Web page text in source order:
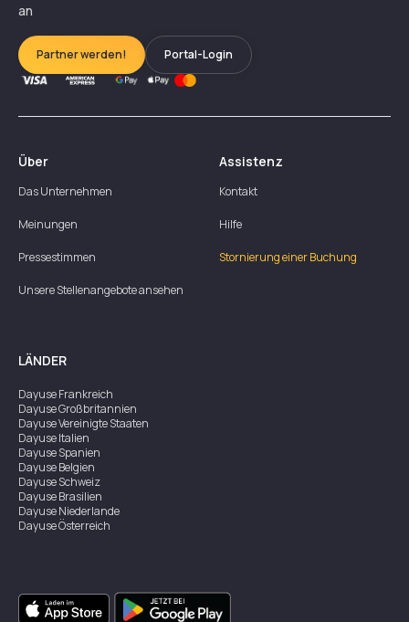
an
Partner werden! Portal-Login
Über
Das Unternehmen
Meinungen
Pressestimmen
Unsere Stellenangebote ansehen
Assistenz
Kontakt
Hilfe
Stornierung einer Buchung
LÄNDER
DayuseFrankreich
DayuseGroßbritannien
DayuseVereinigte Staaten
DayuseItalien
DayuseSpanien
DayuseBelgien
DayuseSchweiz
DayuseBrasilien
DayuseNiederlande
DayuseÖsterreich
DayuseSingapur
DayuseZweden